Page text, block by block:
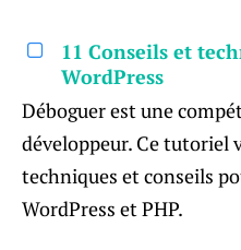
11 Conseils et
WordPress
Déboguer est une
développeur. Ce tutoriel
techniques et conseils
WordPress et PHP.